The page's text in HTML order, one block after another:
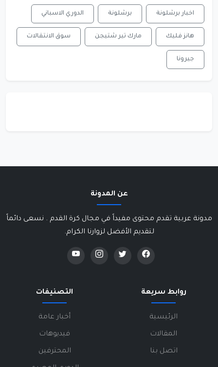
اخبار برشلونة برشلونة الدوري الاسباني
هانز فليك مارك تير شتيجن سوق الانتقالات
جيرونا
عن المدونة
مدونة عربية تقدم محتوى مفيداً في مجال كرة القدم . نسعى دائماً
لتقديم الأفضل لزوارنا الكرام.
روابط سريعة
الرئيسية
المقالات
اتصل بنا
التصنيفات
أخبار عامة
فيديوهات
المحترفين